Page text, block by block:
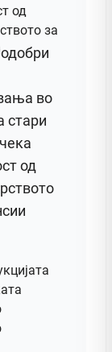
во
стари
од